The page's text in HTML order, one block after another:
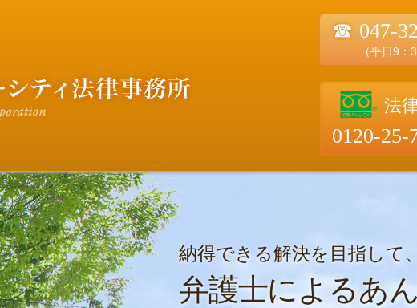
☎ 047-
（平日9：
法
0120-25-
納得できる解決を目指して
弁護士によるあ